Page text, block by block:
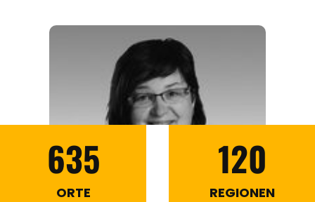
635
ORTE
120
REGIONEN